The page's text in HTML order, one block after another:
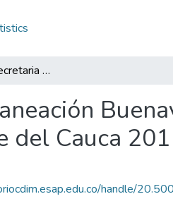
Plan de Acción Secretaria de Planeación Buenaventura Valle del Cauca 2011: PASP Buenaventura Valle del Cauca 2011
del Cauca
handle/